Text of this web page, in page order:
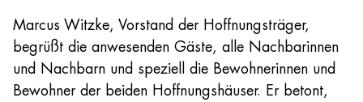
Marcus Witzke, Vorstand der Hoffnungsträger,
begrüßt die anwesenden Gäste, alle Nachbarinnen
und Nachbarn und speziell die Bewohnerinnen und
Bewohner der beiden Hoffnungshäuser. Er betont,